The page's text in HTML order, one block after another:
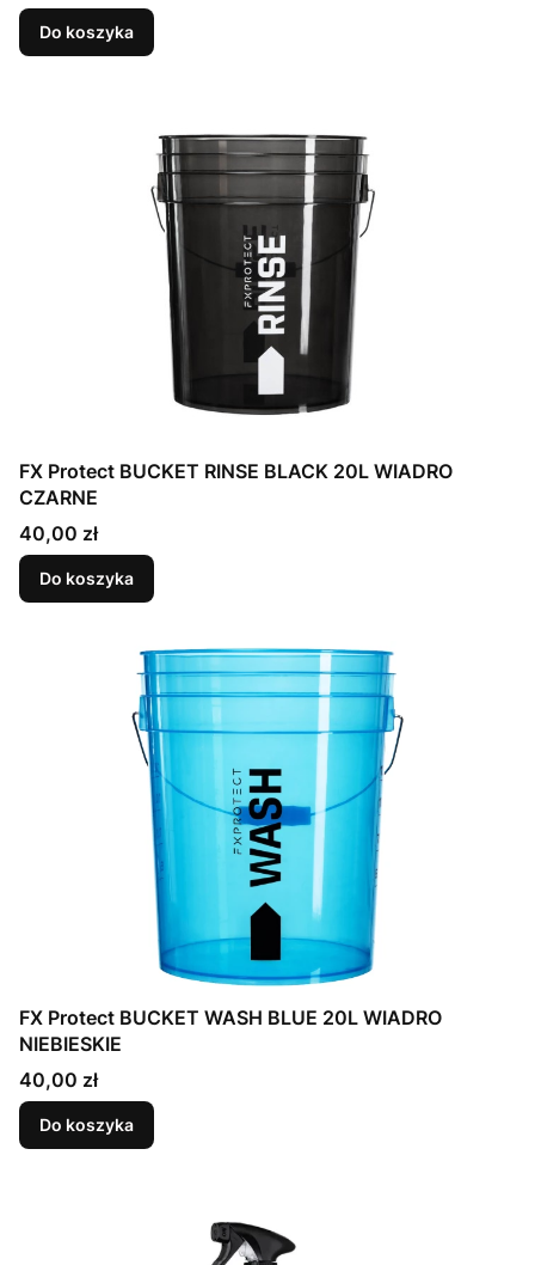
Do koszyka
FX Protect BUCKET RINSE BLACK 20L WIADRO
CZARNE
Cena
40,00 zł
Do koszyka
FX Protect BUCKET WASH BLUE 20L WIADRO
NIEBIESKIE
Cena
40,00 zł
Do koszyka